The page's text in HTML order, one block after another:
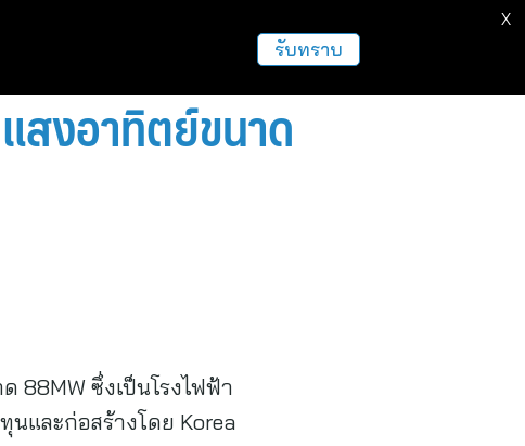
สงอาทิตย์ขนาด
88MW ซึ่งเป็นโรงไฟฟ้า
และก่อสร้างโดย Korea
รับทราบ
X